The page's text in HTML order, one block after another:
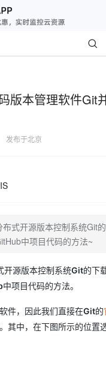
版本管理软件Git
发布于北京
布式开源版本控制系统Git
中项目代码的方法~
源版本控制系统Git的下
中项目代码的方法。
件，因此我们直接在Git的
其中，在下图所示的位置